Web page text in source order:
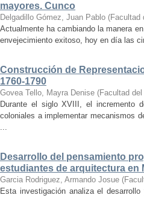
mayores. Cunco
Delgadillo Gómez, Juan Pablo (Facultad
Actualmente ha cambiando la manera
envejecimiento exitoso, hoy en día las
Construcción de
1760-1790
Govea Tello, Mayra Denise (Facultad
Durante el siglo XVIII, el incremento
coloniales a implementar mecanismos
...
Desarrollo del pensamiento
estudiantes de arquitectura en
Garcia Rodriguez, Armando Josue (
Esta investigación analiza el